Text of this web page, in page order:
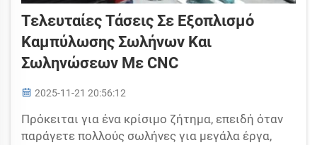
Τελευταίες Τάσεις Σε Εξοπλισμό
Καμπύλωσης Σωλήνων Και
Σωληνώσεων Με CNC
2025-11-21 20:56:12
Πρόκειται για ένα κρίσιμο ζήτημα, επειδή όταν
παράγετε πολλούς σωλήνες για μεγάλα έργα,